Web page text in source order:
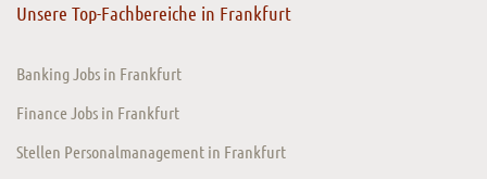
Unsere Top-Fachbereiche in Frankfurt
Banking Jobs in Frankfurt
Finance Jobs in Frankfurt
Stellen Personalmanagement in Frankfurt